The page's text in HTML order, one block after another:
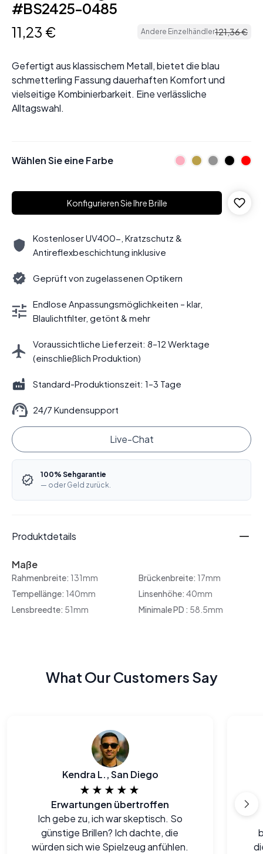
#BS2425-0485
11,23 € Andere Einzelhändler121,36€
Gefertigt aus klassischem Metall, bietet die blau
schmetterling Fassung dauerhaften Komfort und
vielseitige Kombinierbarkeit. Eine verlässliche
Alltagswahl.
Wählen Sie eine Farbe
Konfigurieren Sie Ihre Brille
Kostenloser UV400-, Kratzschutz &
Antireflexbeschichtung inklusive
Geprüft von zugelassenen Optikern
Endlose Anpassungsmöglichkeiten – klar,
Blaulichtfilter, getönt & mehr
Voraussichtliche Lieferzeit: 8–12 Werktage
(einschließlich Produktion)
Standard-Produktionszeit: 1–3 Tage
24/7 Kundensupport
Live-Chat
100% Sehgarantie
— oder Geld zurück.
Produktdetails
Maße
Rahmenbreite: 131mm Brückenbreite: 17mm
Tempellänge: 140mm Linsenhöhe: 40mm
Lensbreedte: 51mm Minimale PD : 58.5mm
What Our Customers Say
Kendra L., San Diego
★★★★★
Erwartungen übertroffen
Ich gebe zu, ich war skeptisch. So
günstige Brillen? Ich dachte, die
würden sich wie Spielzeug anfühlen.